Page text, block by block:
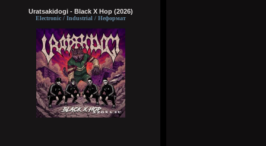
Uratsakidogi - Black X Hop (2026)
Electronic / Industrial / Неформат